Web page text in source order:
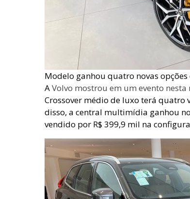
Modelo ganhou quatro novas opções
AVolvo mostrou em um evento
Crossover médio de luxo terá quatro
disso, a central multimídia ganhou
vendido por R$ 399,9 mil na